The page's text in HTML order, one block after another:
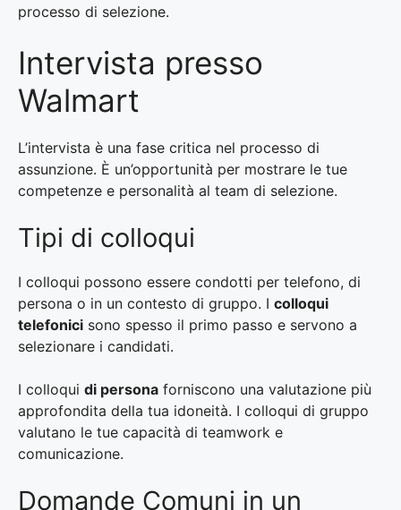
processo di selezione.
Intervista presso
Walmart
L’intervista è una fase critica nel processo di
assunzione. È un’opportunità per mostrare le tue
competenze e personalità al team di selezione.
Tipi di colloqui
I colloqui possono essere condotti per telefono, di
persona o in un contesto di gruppo. I colloqui
telefonici sono spesso il primo passo e servono a
selezionare i candidati.
I colloqui di persona forniscono una valutazione più
approfondita della tua idoneità. I colloqui di gruppo
valutano le tue capacità di teamwork e
comunicazione.
Domande Comuni in un